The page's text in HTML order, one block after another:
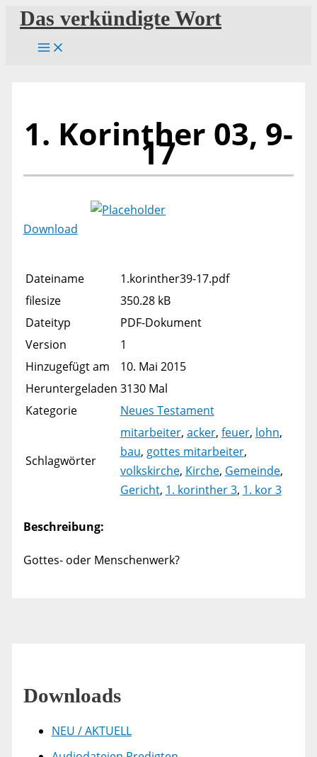
Zum
Inhalt
springen
Das verkündigte Wort
1. Korinther 03, 9-
17
Download
Dateiname
1.korinther39-17.pdf
filesize
350.28 kB
Dateityp
PDF-Dokument
Version
1
Hinzugefügt am
10. Mai 2015
Heruntergeladen 3130 Mal
Kategorie
Neues Testament
Schlagwörter
mitarbeiter, acker, feuer, lohn,
bau, gottes mitarbeiter,
volkskirche, Kirche, Gemeinde,
Gericht, 1. korinther 3, 1. kor 3
Beschreibung:
Gottes- oder Menschenwerk?
Downloads
NEU / AKTUELL